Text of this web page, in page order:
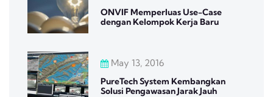
ONVIF Memperluas Use-Case
dengan Kelompok Kerja Baru
May 13, 2016
PureTech System Kembangkan
Solusi Pengawasan Jarak Jauh